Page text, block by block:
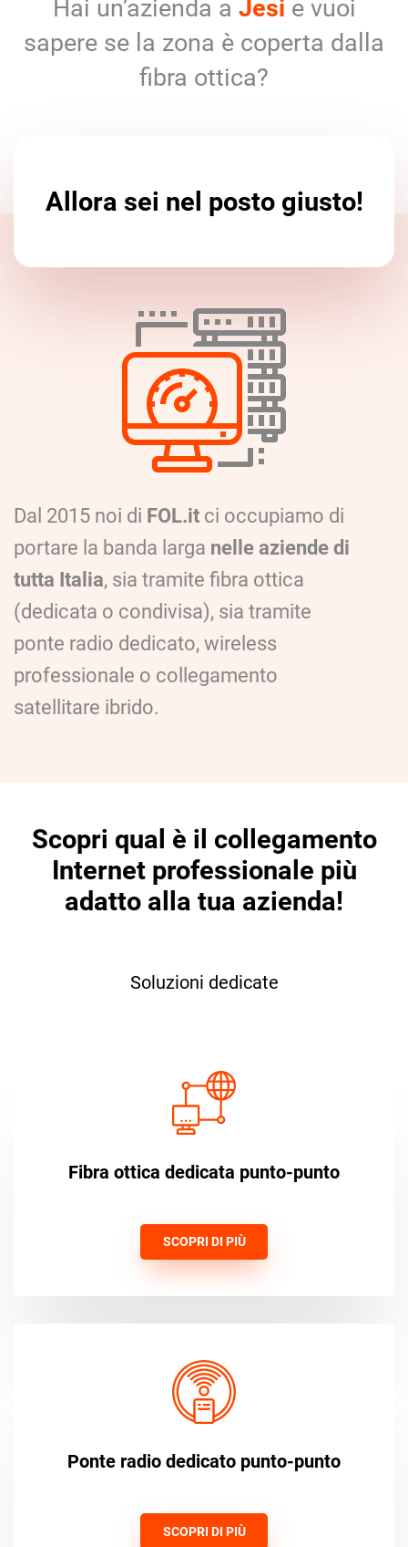
Hai un’azienda a Jesi e vuoi
sapere se la zona è coperta dalla
fibra ottica?
Allora sei nel posto giusto!
Dal 2015 noi di FOL.it ci occupiamo di
portare la banda larga nelle aziende di
tutta Italia, sia tramite fibra ottica
(dedicata o condivisa), sia tramite
ponte radio dedicato, wireless
professionale o collegamento
satellitare ibrido.
Scopri qual è il collegamento
Internet professionale più
adatto alla tua azienda!
Soluzioni dedicate
Fibra ottica dedicata punto-punto
SCOPRI DI PIÙ
Ponte radio dedicato punto-punto
SCOPRI DI PIÙ